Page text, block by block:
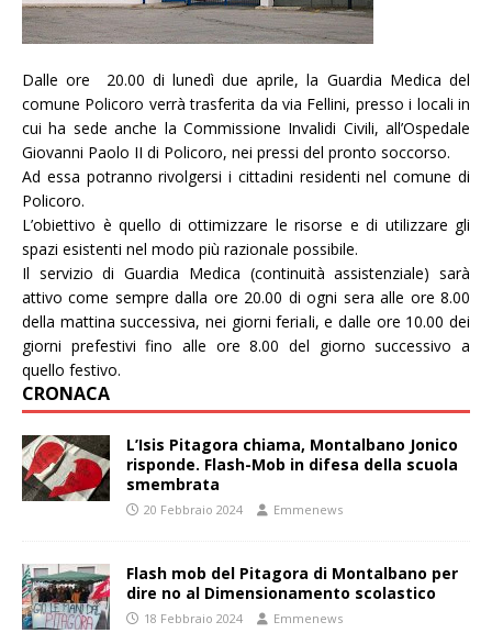
Dalle ore 20.00 di lunedì due aprile, la Guardia Medica del
comune Policoro verrà trasferita da via Fellini, presso i locali in
cui ha sede anche la Commissione Invalidi Civili, all’Ospedale
Giovanni Paolo II di Policoro, nei pressi del pronto soccorso.
Ad essa potranno rivolgersi i cittadini residenti nel comune di
Policoro.
L’obiettivo è quello di ottimizzare le risorse e di utilizzare gli
spazi esistenti nel modo più razionale possibile.
Il servizio di Guardia Medica (continuità assistenziale) sarà
attivo come sempre dalla ore 20.00 di ogni sera alle ore 8.00
della mattina successiva, nei giorni feriali, e dalle ore 10.00 dei
giorni prefestivi fino alle ore 8.00 del giorno successivo a
quello festivo.
CRONACA
L’Isis Pitagora chiama, Montalbano Jonico
risponde. Flash-Mob in difesa della scuola
smembrata
20 Febbraio 2024 Emmenews
Flash mob del Pitagora di Montalbano per
dire no al Dimensionamento scolastico
18 Febbraio 2024 Emmenews